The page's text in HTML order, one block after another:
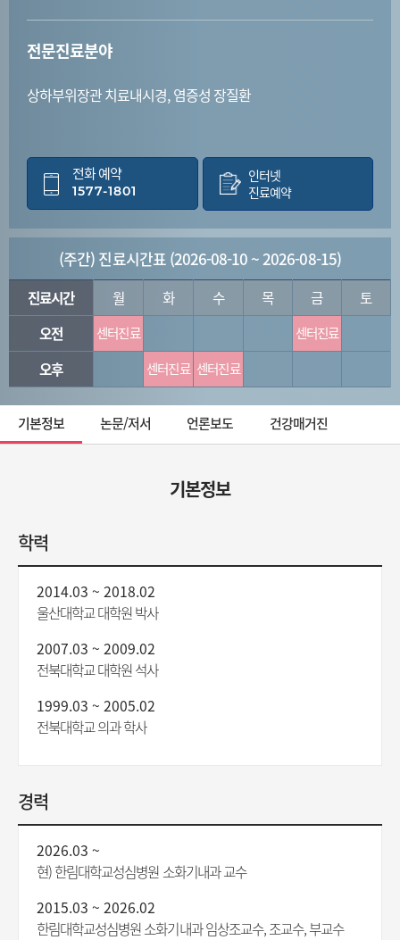
전문진료분야
상하부위장관 치료내시경, 염증성 장질환
전화 예약
1577-1801
인터넷
진료예약
(주간) 진료시간표 (2026-08-10 ~ 2026-08-15)
진료시간 월 화 수 목 금
토
오전
센터진료 센터진료
오후 센터진료 센터진료
기본정보 논문/저서 언론보도 건강매거진
기본정보
학력
2014.03 ~ 2018.02
울산대학교 대학원 박사
2007.03 ~ 2009.02
전북대학교 대학원 석사
1999.03 ~ 2005.02
전북대학교 의과 학사
경력
2026.03 ~
현) 한림대학교성심병원 소화기내과 교수
2015.03 ~ 2026.02
한림대학교성심병원 소화기내과 임상조교수, 조교수, 부교수